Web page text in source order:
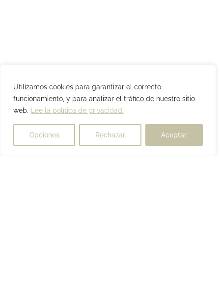
Utilizamos cookies para garantizar el correcto
funcionamiento, y para analizar el tráfico de nuestro sitio
web.
Lee la política de privacidad.
Opciones Rechazar Aceptar